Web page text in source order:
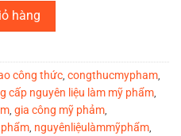
hàng
công thức, congthucmypham,
cấp nguyên liệu làm mỹ phẩm,
, gia công mỹ phảm,
, nguyênliệulàmmỹphẩm,